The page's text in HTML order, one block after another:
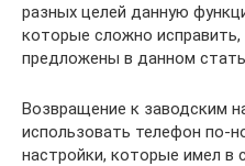
разных целей данную
которые сложно
предложены в данном
Возвращение к заводским
использовать телефон по-
настройки, которые имел в